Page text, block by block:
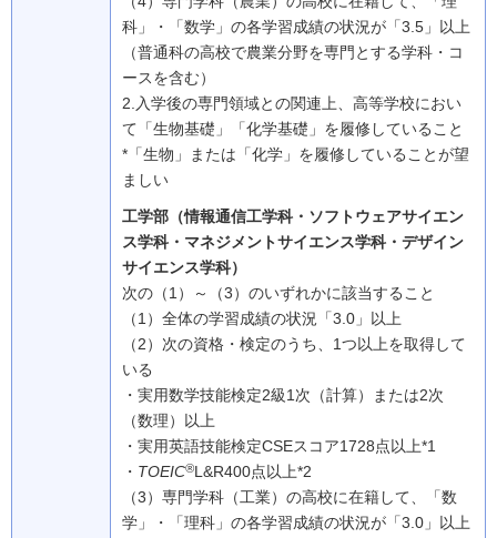
科」・「数学」の各学習成績の状況が「3.5」以上
（普通科の高校で農業分野を専門とする学科・コ
ースを含む）
2.入学後の専門領域との関連上、高等学校におい
て「生物基礎」「化学基礎」を履修していること
*「生物」または「化学」を履修していることが望
ましい
工学部（情報通信工学科・ソフトウェアサイエン
ス学科・マネジメントサイエンス学科・デザイン
サイエンス学科）
次の（1）～（3）のいずれかに該当すること
（1） 全体の学習成績の状況「3.0」以上
（2） 次の資格・検定のうち、1つ以上を取得して
いる
・実用数学技能検定2級1次（計算）または2次
（数理）以上
・実用英語技能検定CSEスコア1728点以上*1
・ TOEIC®L&R400点以上*2
（3） 専門学科（工業）の高校に在籍して、「数
学」・「理科」の各学習成績の状況が「3.0」以上